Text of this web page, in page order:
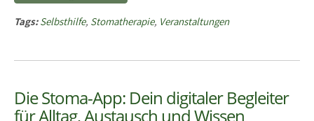
Tags:Selbsthilfe, Stomatherapie, Veranstaltungen
Die Stoma-App: Dein digitaler Begleiter
für Alltag, Austausch und Wissen